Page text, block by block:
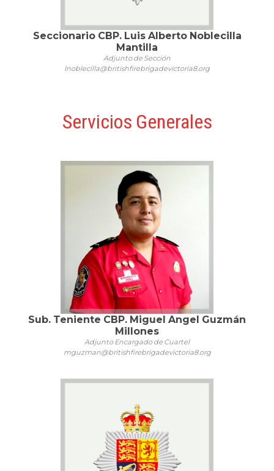
Seccionario CBP. Luis Alberto Noblecilla
Mantilla
Adjunto de Sección
lnoblecilla@britishfirebrigadevictoria8.org
Servicios Generales
Sub. Teniente CBP. Miguel Angel Guzmán
Millones
Adjunto Encargado de Cuartel
mguzman@britishfirebrigadevictoria8.org